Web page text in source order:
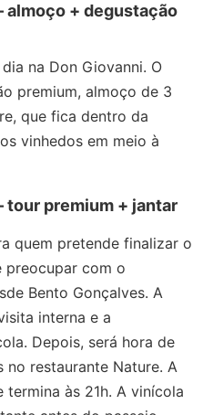
almoço + degustação
na Don Giovanni. O
premium, almoço de 3
que fica dentro da
vinhedos em meio à
premium + jantar
quem pretende finalizar o
preocupar com o
Bento Gonçalves. A
interna e a
Depois, será hora de
restaurante Nature. A
termina às 21h. A vinícola